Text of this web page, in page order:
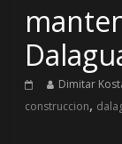
Dimitar
construccion,